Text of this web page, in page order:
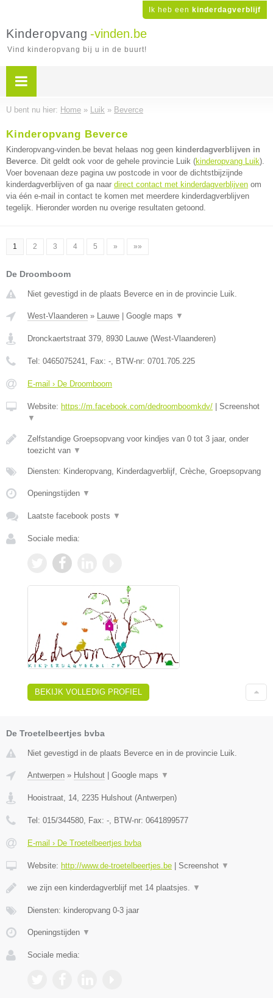
Ik heb een kinderdagverblijf
Kinderopvang -vinden.be
Vind kinderopvang bij u in de buurt!
U bent nu hier: Home » Luik » Beverce
Kinderopvang Beverce
Kinderopvang-vinden.be bevat helaas nog geen kinderdagverblijven in
Beverce. Dit geldt ook voor de gehele provincie Luik (kinderopvang Luik).
Voer bovenaan deze pagina uw postcode in voor de dichtstbijzijnde
kinderdagverblijven of ga naar direct contact met kinderdagverblijven om
via één e-mail in contact te komen met meerdere kinderdagverblijven
tegelijk. Hieronder worden nu overige resultaten getoond.
1 2 3 4 5 » »»
De Droomboom
Niet gevestigd in de plaats Beverce en in de provincie Luik.
West-Vlaanderen » Lauwe Google maps ▼
Dronckaertstraat 379, 8930 Lauwe (West-Vlaanderen)
Tel: 0465075241, Fax: -, BTW-nr: 0701.705.225
E-mail › De Droomboom
Website: https://m.facebook.com/dedroomboomkdv/
Screenshot
▼
Zelfstandige Groepsopvang voor kindjes van 0 tot 3 jaar, onder
toezicht van ▼
Diensten: Kinderopvang, Kinderdagverblijf, Crèche, Groepsopvang
Openingstijden ▼
Laatste facebook posts ▼
Sociale media:
BEKIJK VOLLEDIG PROFIEL
De Troetelbeertjes bvba
Niet gevestigd in de plaats Beverce en in de provincie Luik.
Antwerpen » Hulshout Google maps ▼
Hooistraat, 14 2235 Hulshout (Antwerpen)
Tel: 015/344580 , Fax: - , BTW-nr: 0641899577
E-mail › De Troetelbeertjes bvba
Website: http://www.de-troetelbeertjes.be Screenshot ▼
we zijn een kinderdagverblijf met 14 plaatsjes. ▼
Diensten: kinderopvang 0-3 jaar
Openingstijden ▼
Sociale media: